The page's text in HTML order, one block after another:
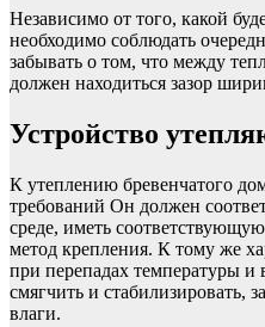
Независимо от того, какой
необходимо соблюдать
забывать о том, что между
должен находиться зазор
Устройство
К утеплению бревенчатого
требований Он должен
среде, иметь
метод крепления. К тому же
при перепадах температуры
смягчить и стабилизировать,
влаги.